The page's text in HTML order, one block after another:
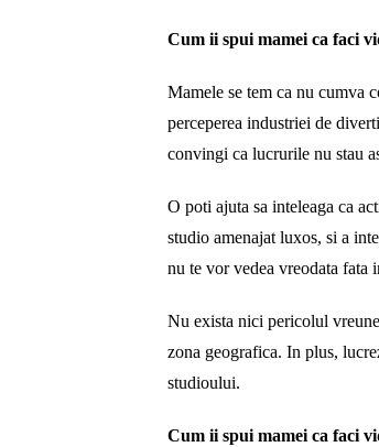
Cum ii spui mamei ca faci
Mamele se tem ca nu cumva
perceperea industriei de
convingi ca lucrurile nu stau
O poti ajuta sa inteleaga ca
studio amenajat luxos, si a
nu te vor vedea vreodata fata
Nu exista nici pericolul
zona geografica. In plus,
studioului.
Cum ii spui mamei ca faci